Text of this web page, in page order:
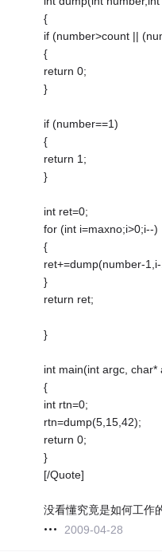
{
if (number>count ||
{
return 0;
}
if (number==1)
{
return 1;
}
int ret=0;
for (int i=maxno;i>0;i--)
{
ret+=dump(number-
}
return ret;
}
int main(int argc, char*
{
int rtn=0;
rtn=dump(5,15,42);
return 0;
}
[/Quote]
没看懂究竟是如何工作
2009-04-28